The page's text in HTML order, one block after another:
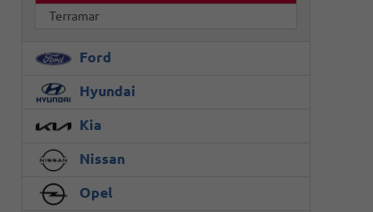
Terramar
Ford
Hyundai
Kia
Nissan
Opel